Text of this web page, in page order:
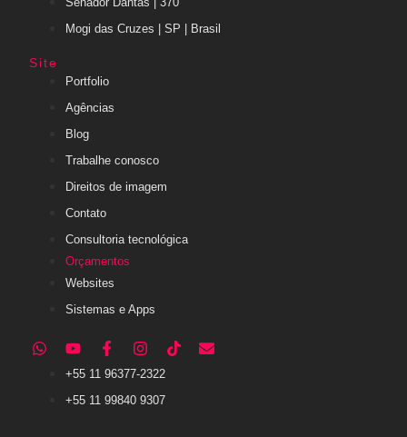
Mogi das Cruzes | SP | Brasil
Site
Portfolio
Agências
Blog
Trabalhe conosco
Direitos de imagem
Contato
Consultoria tecnológica
Orçamentos
Websites
Sistemas e Apps
+55 11 96377-2322
+55 11 99840 9307